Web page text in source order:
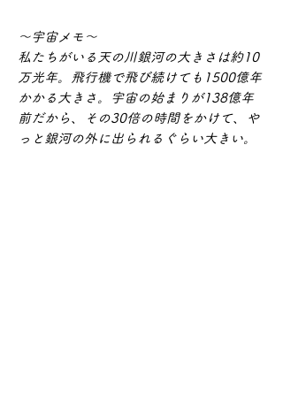
〜宇宙メモ〜
私たちがいる天の川銀河の大きさは約10
万光年。飛行機で飛び続けても1500億年
かかる大きさ。宇宙の始まりが138億年
前だから、その30倍の時間をかけて、や
っと銀河の外に出られるぐらい大きい。